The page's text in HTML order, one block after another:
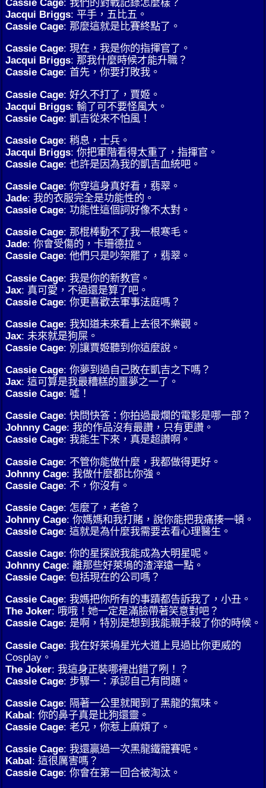
Jacqui Briggs: 平手，五比五。
Cassie Cage: 那麼這就是比賽終點了。
Cassie Cage: 現在，我是你的指揮官了。
Jacqui Briggs: 那我什麼時候才能升職？
Cassie Cage: 首先，你要打敗我。
Cassie Cage: 好久不打了，賈姬。
Jacqui Briggs: 輸了可不要怪風大。
Cassie Cage: 凱吉從來不怕風！
Cassie Cage: 稍息，士兵。
Jacqui Briggs: 你把軍階看得太重了，指揮官。
Cassie Cage: 也許是因為我的凱吉血統吧。
Cassie Cage: 你穿這身真好看，翡翠。
Jade: 我的衣服完全是功能性的。
Cassie Cage: 功能性這個詞好像不太對。
Cassie Cage: 那棍棒動不了我一根寒毛。
Jade: 你會受傷的，卡珊德拉。
Cassie Cage: 他們只是吵架罷了，翡翠。
Cassie Cage: 我是你的新教官。
Jax: 真可愛，不過還是算了吧。
Cassie Cage: 你更喜歡去軍事法庭嗎？
Cassie Cage: 我知道未來看上去很不樂觀。
Jax: 未來就是狗屎。
Cassie Cage: 別讓賈姬聽到你這麼說。
Cassie Cage: 你夢到過自己敗在凱吉之下嗎？
Jax: 這可算是我最糟糕的噩夢之一了。
Cassie Cage: 噓！
Cassie Cage: 快問快答：你拍過最爛的電影是哪一部？
Johnny Cage: 我的作品沒有最讚，只有更讚。
Cassie Cage: 我能生下來，真是超讚啊。
Cassie Cage: 不管你能做什麼，我都做得更好。
Johnny Cage: 我做什麼都比你強。
Cassie Cage: 不，你沒有。
Cassie Cage: 怎麼了，老爸？
Johnny Cage: 你媽媽和我打賭，說你能把我痛揍一頓。
Cassie Cage: 這就是為什麼我需要去看心理醫生。
Cassie Cage: 你的星探說我能成為大明星呢。
Johnny Cage: 離那些好萊塢的渣滓遠一點。
Cassie Cage: 包括現在的公司嗎？
Cassie Cage: 我媽把你所有的事蹟都告訴我了，小丑。
The Joker: 哦哦！她一定是滿臉帶著笑意對吧？
Cassie Cage: 是啊，特別是想到我能親手殺了你的時候。
Cassie Cage: 我在好萊塢星光大道上見過比你更威的
Cosplay。
The Joker: 我這身正裝哪裡出錯了咧！？
Cassie Cage: 步驟一：承認自己有問題。
Cassie Cage: 隔著一公里就聞到了黑龍的氣味。
Kabal: 你的鼻子真是比狗還靈。
Cassie Cage: 老兄，你惹上麻煩了。
Cassie Cage: 我還贏過一次黑龍鐵籠賽呢。
Kabal: 這很厲害嗎？
Cassie Cage: 你會在第一回合被淘汰。